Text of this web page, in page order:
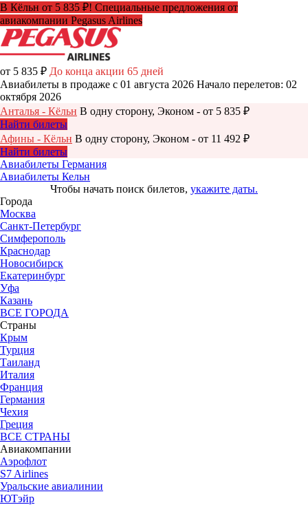
В Кёльн от 5 835 ₽! Специальные предложения от
авиакомпании Pegasus Airlines
от 5 835 ₽ До конца акции 65 дней
Авиабилеты в продаже с 01 августа 2026 Начало перелетов: 02
октября 2026
Анталья - Кёльн В одну сторону, Эконом - от 5 835 ₽
Найти билеты
Афины - Кёльн В одну сторону, Эконом - от 11 492 ₽
Найти билеты
Авиабилеты Германия
Авиабилеты Кельн
Чтобы начать поиск билетов, укажите даты.
Города
Москва
Санкт-Петербург
Симферополь
Краснодар
Новосибирск
Екатеринбург
Уфа
Казань
ВСЕ ГОРОДА
Страны
Крым
Турция
Таиланд
Италия
Франция
Германия
Чехия
Греция
ВСЕ СТРАНЫ
Авиакомпании
Аэрофлот
S7 Airlines
Уральские авиалинии
ЮТэйр